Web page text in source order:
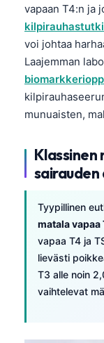
vapaan T4:n ja
voi johtaa
Laajemman
munuaisten,
Klassinen
sairauden
Tyypillinen
matala vapaa
vapaa T4 ja
lievästi
T3 alle noin
vaihtelevat